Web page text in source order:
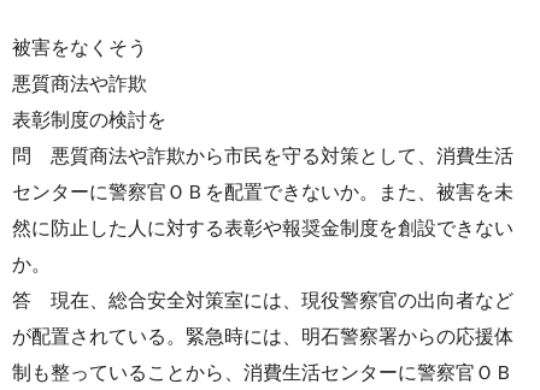
被害をなくそう
悪質商法や詐欺
表彰制度の検討を
問 悪質商法や詐欺から市民を守る対策として、消費生活
センターに警察官ＯＢを配置できないか。また、被害を未
然に防止した人に対する表彰や報奨金制度を創設できない
か。
答 現在、総合安全対策室には、現役警察官の出向者など
が配置されている。緊急時には、明石警察署からの応援体
制も整っていることから、消費生活センターに警察官ＯＢ